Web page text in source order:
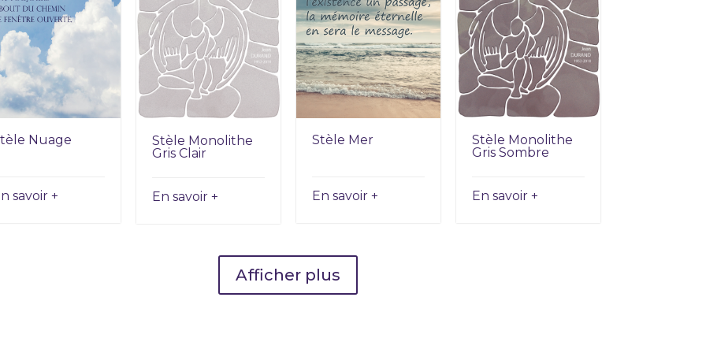
Nuage
savoir +
Stèle Monolithe
Gris Sombre
En savoir +
Stèle Monolithe
Gris Clair
En savoir +
Stèle Mer
En savoir +
Afficher plus